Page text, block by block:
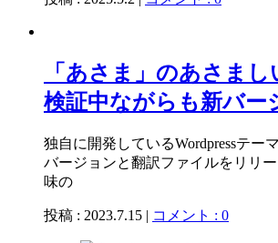
「あさま」のあさまし
検証中ながらも新バー
独自に開発しているWordpressテー
バージョンと翻訳ファイルをリリ
味の
投稿 : 2023.7.15 | コメント : 0